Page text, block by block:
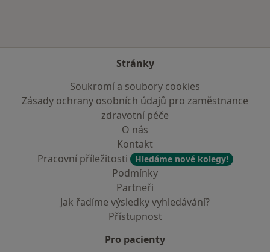
Stránky
Soukromí a soubory cookies
Zásady ochrany osobních údajů pro zaměstnance
zdravotní péče
O nás
Kontakt
Pracovní příležitosti
Hledáme nové kolegy!
Podmínky
Partneři
Jak řadíme výsledky vyhledávání?
Přístupnost
Pro pacienty